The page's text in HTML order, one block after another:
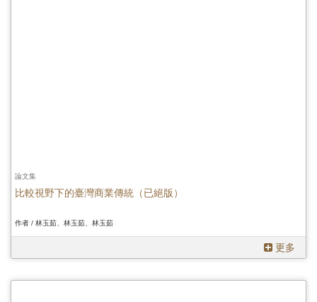
論文集
比較視野下的臺灣商業傳統（已絕版）
作者 / 林玉茹、林玉茹、林玉茹
更多